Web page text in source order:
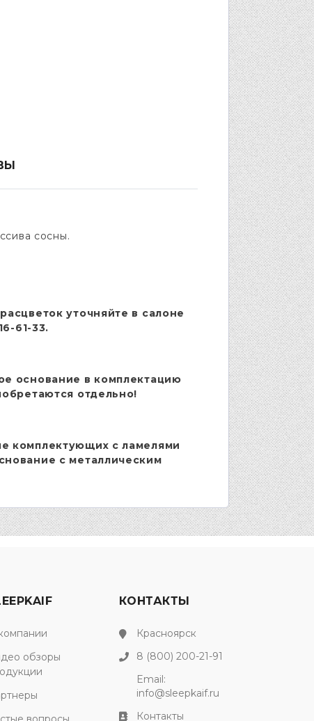
сосны.
уточняйте в салоне
61-33.
основание в комплектацию
отдельно!
комплектующих с ламелями
с металлическим
обзоры
КОНТАКТЫ
Красноярск
8 (800) 200-21-91
Email:
info@sleepkaif.ru
Контакты